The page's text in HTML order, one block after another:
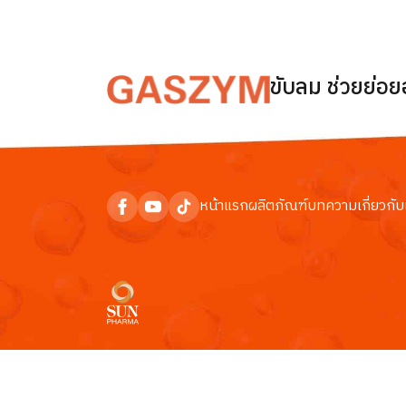
ขับลม ช่วยย่อ
หน้าแรกผลิตภัณฑ์บทความเกี่ยวกับ